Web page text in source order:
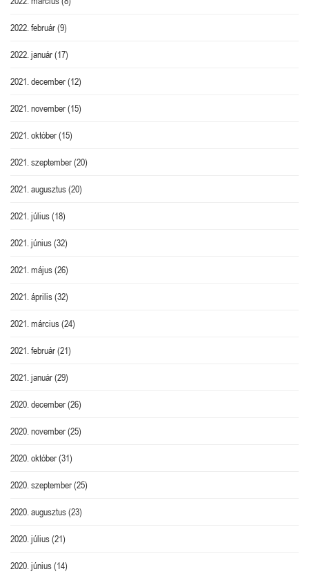
2022. február(9)
2022. január(17)
2021. december(12)
2021. november(15)
2021. október(15)
2021. szeptember(20)
2021. augusztus(20)
2021. július(18)
2021. június(32)
2021. május(26)
2021. április(32)
2021. március(24)
2021. február(21)
2021. január(29)
2020. december(26)
2020. november(25)
2020. október(31)
2020. szeptember(25)
2020. augusztus(23)
2020. július(21)
2020. június(14)